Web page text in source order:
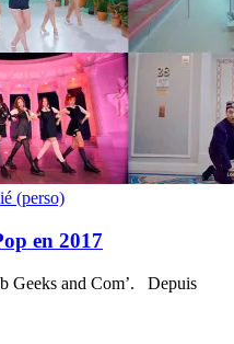
(perso)
en 2017
Geeks and Com’. Depuis